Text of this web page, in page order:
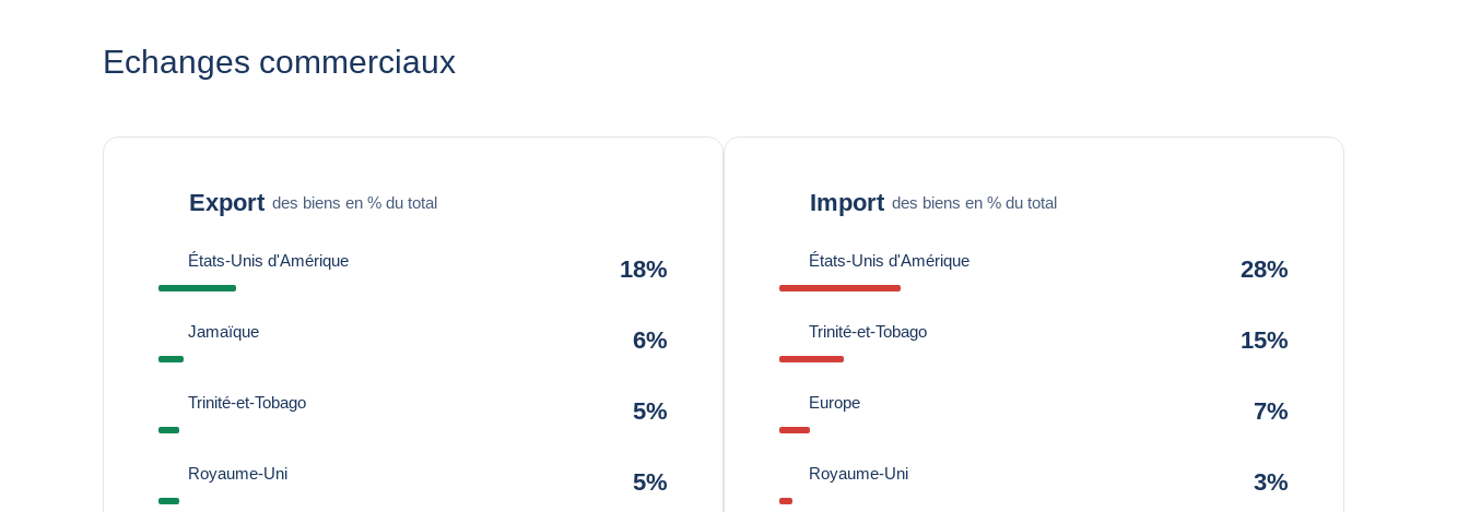
Echanges commerciaux
Export des biens en % du total
États-Unis d'Amérique 18%
Jamaïque 6%
Trinité-et-Tobago 5%
Royaume-Uni 5%
Import des biens en % du total
États-Unis d'Amérique 28%
Trinité-et-Tobago 15%
Europe 7%
Royaume-Uni 3%